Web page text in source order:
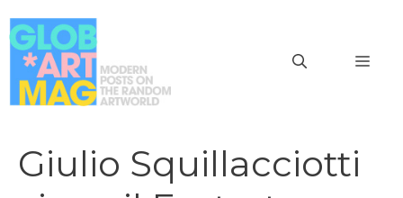
al
contenuto
Giulio Squillacciotti